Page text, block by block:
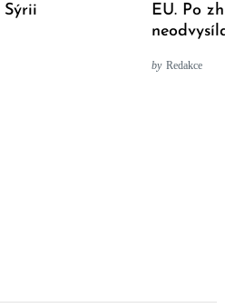
EU. Po
by Redakce